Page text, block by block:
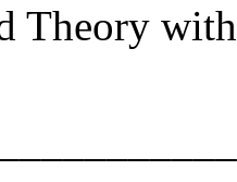
Theory